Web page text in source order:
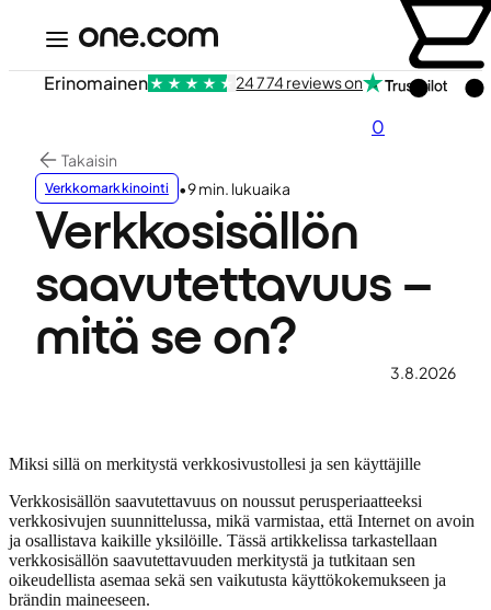
0
Erinomainen 24 774 reviews on
Takaisin
Verkkomarkkinointi •9 min. lukuaika
Verkkosisällön
saavutettavuus –
mitä se on?
3.8.2026
Miksi sillä on merkitystä verkkosivustollesi ja sen käyttäjille
Verkkosisällön saavutettavuus on noussut perusperiaatteeksi
verkkosivujen suunnittelussa, mikä varmistaa, että Internet on avoin
ja osallistava kaikille yksilöille. Tässä artikkelissa tarkastellaan
verkkosisällön saavutettavuuden merkitystä ja tutkitaan sen
oikeudellista asemaa sekä sen vaikutusta käyttökokemukseen ja
brändin maineeseen.